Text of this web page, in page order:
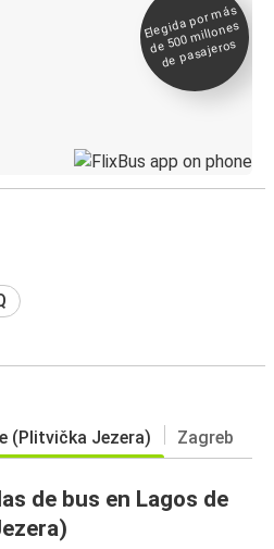
Elegida por
más
de 500
millones
de pasajeros
(Plitvička Jezera) Zagreb
de bus en Lagos de